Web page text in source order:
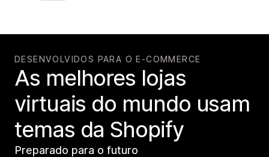
DESENVOLVIDOS PARA O E-COMMERCE
As melhores lojas
virtuais do mundo usam
temas da Shopify
Preparado para o futuro